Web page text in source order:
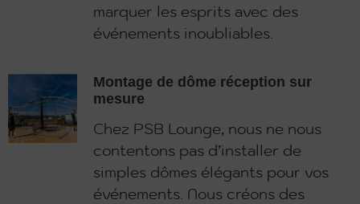
marquer les esprits avec des
événements inoubliables.
Montage de dôme réception sur
mesure
Chez PSB Lounge, nous ne nous
contentons pas d’installer de
simples dômes élégants pour vos
événements. Nous créons des